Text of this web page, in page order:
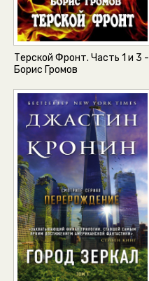
Терской Фронт. Часть 1 и 3 -
Борис Громов